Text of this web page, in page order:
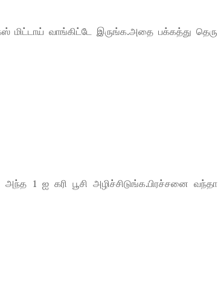
வாங்கிட்டே இருங்க.அதை பக்கத்து தெரு
1 ஐ கரி பூசி அழிச்சிடுங்க.பிரச்சனை வந்தா